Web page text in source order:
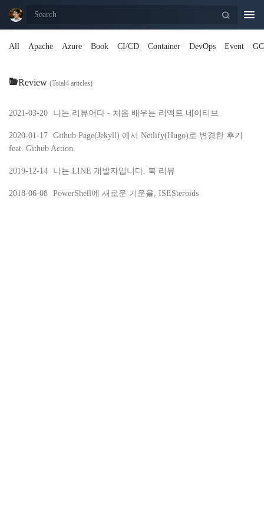
All
Apache Azure Book CI/CD Container DevOps Event
Review (Total4 articles)
2021-03-20 나는 리뷰어다 - 처음 배우는 리액트 네이티브
2020-01-17 Github Page(Jekyll) 에서 Netlify(Hugo)로 변경한 후기
feat. Github Action.
2019-12-14 나는 LINE 개발자입니다. 북 리뷰
2018-06-08 PowerShell에 새로운 기운을, ISESteroids